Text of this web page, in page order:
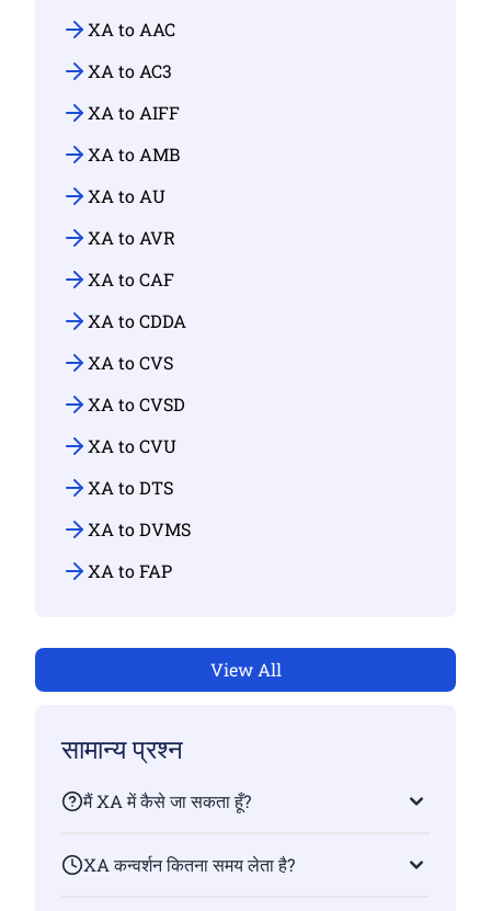
XA to AAC
XA to AC3
XA to AIFF
XA to AMB
XA to AU
XA to AVR
XA to CAF
XA to CDDA
XA to CVS
XA to CVSD
XA to CVU
XA to DTS
XA to DVMS
XA to FAP
View All
सामान्य प्रश्न
मैं XA में कैसे जा सकता हूँ?
XA कन्वर्शन कितना समय लेता है?